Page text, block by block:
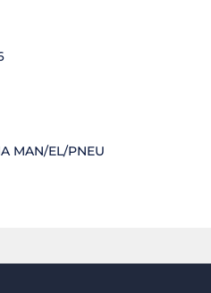
MAN/EL/PNEU